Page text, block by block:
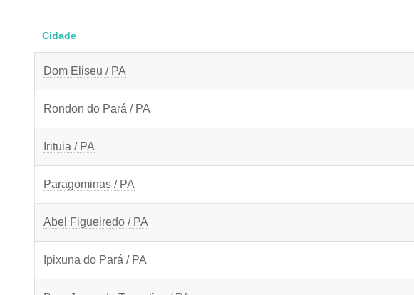
Cidade
Dom Eliseu / PA
Rondon do Pará / PA
Irituia / PA
Paragominas / PA
Abel Figueiredo / PA
Ipixuna do Pará / PA